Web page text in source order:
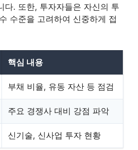
다. 또한, 투자자들은 자신의 투
수준을 고려하여 신중하게 접
핵심 내용
부채 비율, 유동 자산 등 점검
주요 경쟁사 대비 강점 파악
신기술, 신사업 투자 현황